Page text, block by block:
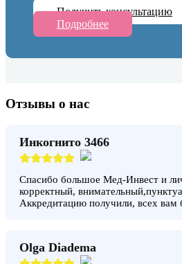
Получить консультацию
Подробнее
Отзывы о нас
Инкогнито 3466
Спасибо большое Мед-Инвест и
корректный,
Аккредитацию получили, всех вам
Olga Diadema